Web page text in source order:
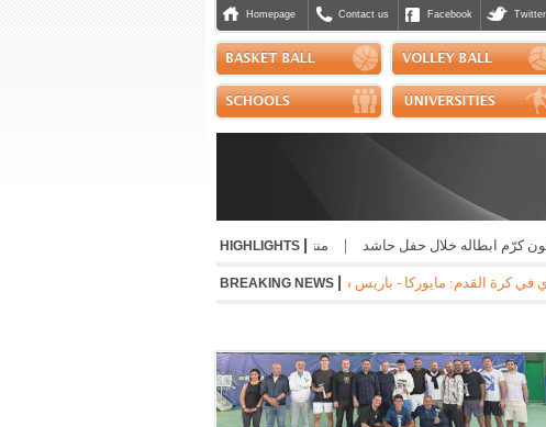
Homepage Contact us Facebook Twitter
HIGHLIGHTS |
منتخب التايكواندو إلى "بطولة الحسن" الاردنية | كرّم ابطاله خلال حفل حاشد
BREAKING NEWS |
بيتيس - ارسنال 3-1 * نابولي - اوساسونا 2-1 * جوفنتوس - تشيلسي 1-0 * مانشستر سيتي - نجوم الدوري الكوري 3-1 * ميلان - انتر 1-1